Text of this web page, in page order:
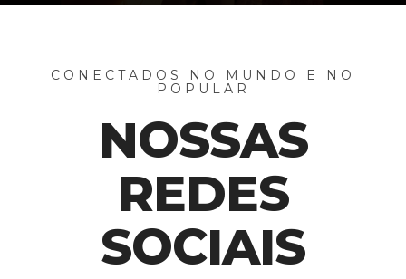
CONECTADOS NO MUNDO E NO
POPULAR
NOSSAS
REDES
SOCIAIS